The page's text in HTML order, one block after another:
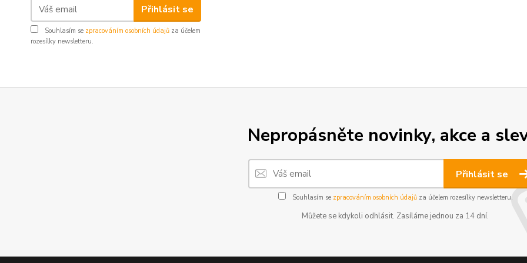
Přihlásit se
Souhlasím se zpracováním osobních údajů za účelem
rozesílky newsletteru.
Nepropásněte novinky, akce a
Přihlásit se
Souhlasím se zpracováním osobních údajůza účelem rozesílky newsletteru.
Můžete se kdykoli odhlásit. Zasíláme jednou za 14 dní.